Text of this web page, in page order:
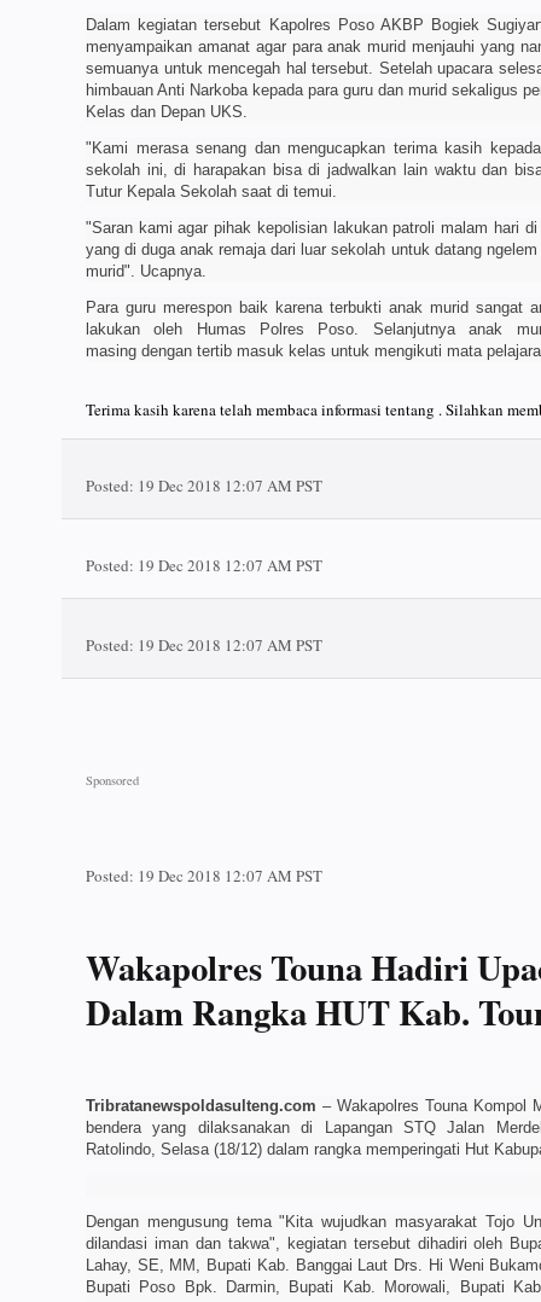
Dalam kegiatan tersebut Kapolres Poso AKBP Bogiek
menyampaikan amanat agar para anak murid menjauhi yang
semuanya untuk mencegah hal tersebut. Setelah upacara
himbauan Anti Narkoba kepada para guru dan murid sekaligus
Kelas dan Depan UKS.
"Kami merasa senang dan mengucapkan terima kasih
sekolah ini, di harapakan bisa di jadwalkan lain waktu dan
Tutur Kepala Sekolah saat di temui.
"Saran kami agar pihak kepolisian lakukan patroli malam hari
yang di duga anak remaja dari luar sekolah untuk datang
murid". Ucapnya.
Para guru merespon baik karena terbukti anak murid sangat
lakukan oleh Humas Polres Poso. Selanjutnya anak
masing dengan tertib masuk kelas untuk mengikuti mata
Terima kasih karena telah membaca informasi tentang . Silahkan
Posted: 19 Dec 2018 12:07 AM PST
Posted: 19 Dec 2018 12:07 AM PST
Posted: 19 Dec 2018 12:07 AM PST
Posted: 19 Dec 2018 12:07 AM PST
Wakapolres Touna Hadiri
Dalam Rangka HUT Kab.
Tribratanewspoldasulteng.com – Wakapolres Touna Kompol
bendera yang dilaksanakan di Lapangan STQ Jalan
Ratolindo, Selasa (18/12) dalam rangka memperingati Hut
Dengan mengusung tema "Kita wujudkan masyarakat Tojo
dilandasi iman dan takwa", kegiatan tersebut dihadiri oleh
Lahay, SE, MM, Bupati Kab. Banggai Laut Drs. Hi Weni
Bupati Poso Bpk. Darmin, Bupati Kab. Morowali, Bupati